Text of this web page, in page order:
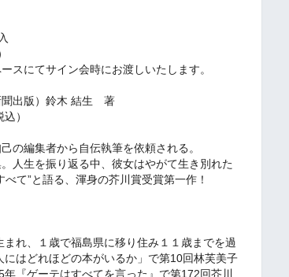
スにてサイン会時にお渡しいたします。
聞出版）鈴木 結生 著
）
の編集者から自伝執筆を依頼される。
人生を振り返る中、彼女はやがて生き別れた
て”と語る、渾身の芥川賞受賞第一作！
れ、１歳で福島県に移り住み１１歳までを過
はどれほどの本がいるか」で第10回林芙美子
『ゲーテはすべてを言った』で第172回芥川